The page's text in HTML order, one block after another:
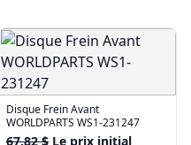
Disque Frein Avant
WORLDPARTS WS1-231247
67.82$ Le prix initial